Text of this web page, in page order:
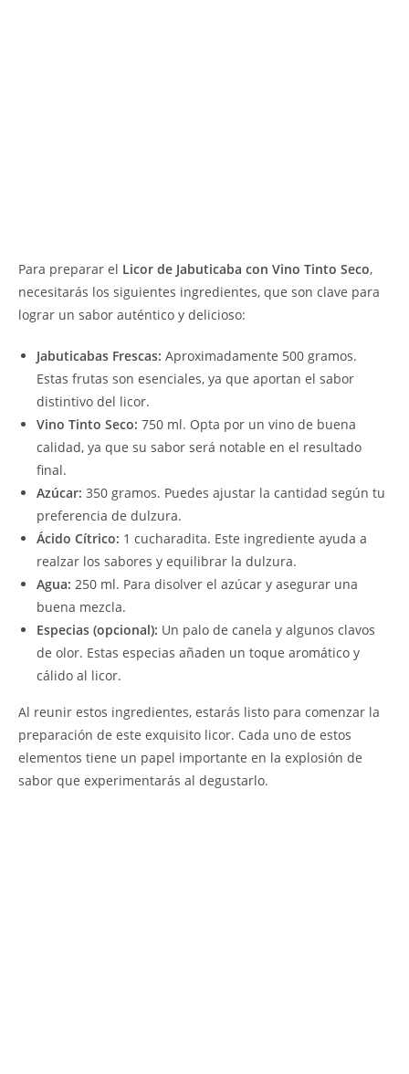
Para preparar el Licor de Jabuticaba con Vino Tinto Seco,
necesitarás los siguientes ingredientes, que son clave para
lograr un sabor auténtico y delicioso:
Jabuticabas Frescas: Aproximadamente 500 gramos.
Estas frutas son esenciales, ya que aportan el sabor
distintivo del licor.
Vino Tinto Seco: 750 ml. Opta por un vino de buena
calidad, ya que su sabor será notable en el resultado
final.
Azúcar: 350 gramos. Puedes ajustar la cantidad según tu
preferencia de dulzura.
Ácido Cítrico: 1 cucharadita. Este ingrediente ayuda a
realzar los sabores y equilibrar la dulzura.
Agua: 250 ml. Para disolver el azúcar y asegurar una
buena mezcla.
Especias (opcional): Un palo de canela y algunos clavos
de olor. Estas especias añaden un toque aromático y
cálido al licor.
Al reunir estos ingredientes, estarás listo para comenzar la
preparación de este exquisito licor. Cada uno de estos
elementos tiene un papel importante en la explosión de
sabor que experimentarás al degustarlo.